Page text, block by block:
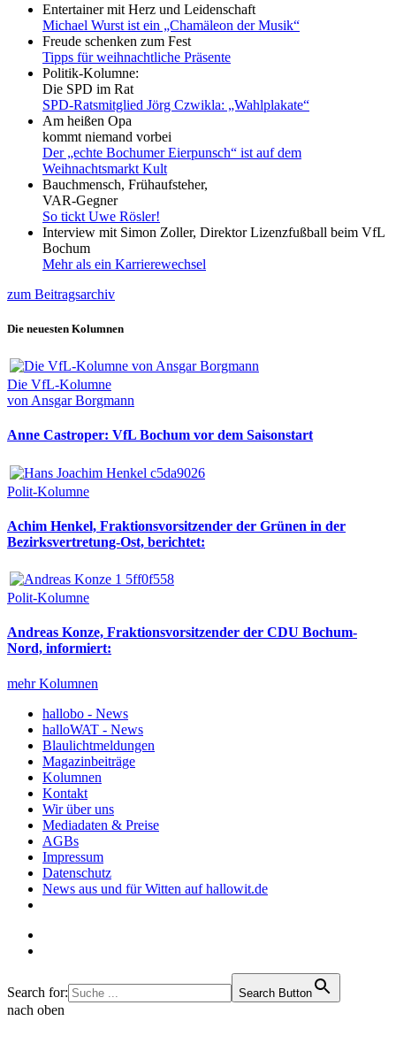
Entertainer mit Herz und Leidenschaft
Michael Wurst ist ein „Chamäleon der Musik“
Freude schenken zum Fest
Tipps für weihnachtliche Präsente
Politik-Kolumne:
Die SPD im Rat
SPD-Ratsmitglied Jörg Czwikla: „Wahlplakate“
Am heißen Opa
kommt niemand vorbei
Der „echte Bochumer Eierpunsch“ ist auf dem
Weihnachtsmarkt Kult
Bauchmensch, Frühaufsteher,
VAR-Gegner
So tickt Uwe Rösler!
Interview mit Simon Zoller, Direktor Lizenzfußball beim VfL
Bochum
Mehr als ein Karrierewechsel
zum Beitragsarchiv
Die neuesten Kolumnen
Die VfL-Kolumne
von Ansgar Borgmann
Anne Castroper: VfL Bochum vor dem Saisonstart
Polit-Kolumne
Achim Henkel, Fraktionsvorsitzender der Grünen in der
Bezirksvertretung-Ost, berichtet:
Polit-Kolumne
Andreas Konze, Fraktionsvorsitzender der CDU Bochum-
Nord, informiert:
mehr Kolumnen
hallobo - News
halloWAT - News
Blaulichtmeldungen
Magazinbeiträge
Kolumnen
Kontakt
Wir über uns
Mediadaten & Preise
AGBs
Impressum
Datenschutz
News aus und für Witten auf hallowit.de
Search for: Search Button
nach oben